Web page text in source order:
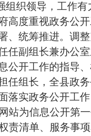
组织领导，工作
高度重视政务公
、统筹推进。调
任副组长兼办公
公开工作的指导
任组长，全县政
落实政务公开工
站为信息公开第
责清单、服务事